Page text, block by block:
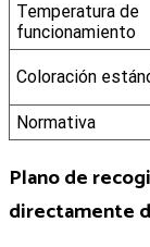
Temperatura de
funcionamiento
Coloración
Normativa
Plano de
directamente